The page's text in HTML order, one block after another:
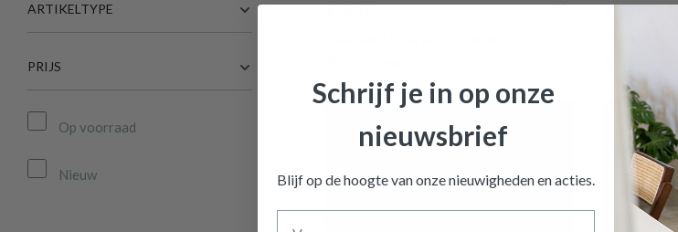
ARTIKELTYPE
PRIJS
Op voorraad
Nieuw
€ 8,10 € 5,95
Schrijf je in op onze
nieuwsbrief
Blijf op de hoogte van onze nieuwigheden enacties.